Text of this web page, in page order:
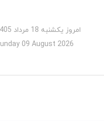
امروز یکشنبه 18 مرداد 1405
Sunday 09 August 2026